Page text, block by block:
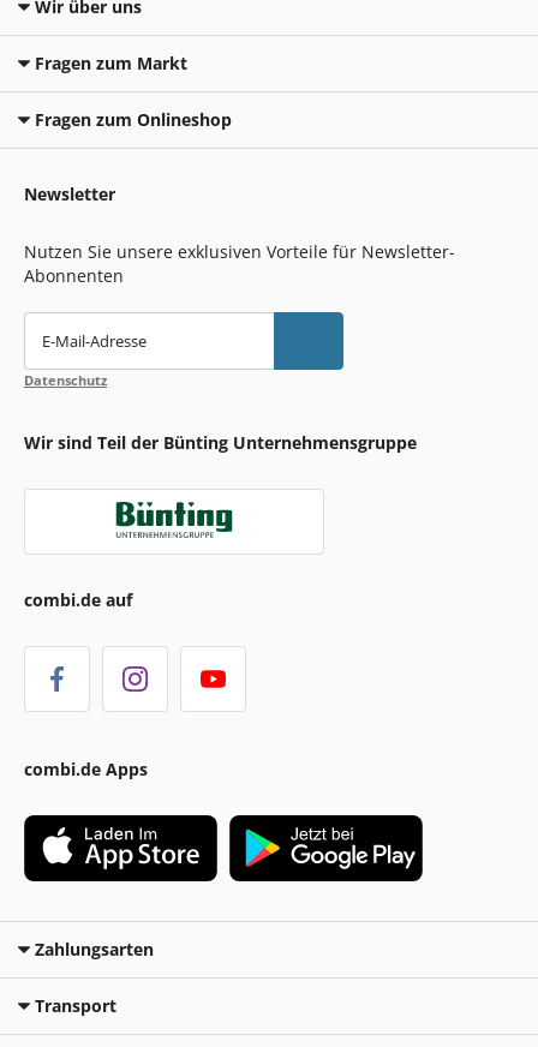
Wir über uns
Fragen zum Markt
Fragen zum Onlineshop
Newsletter
Nutzen Sie unsere exklusiven Vorteile für Newsletter-
Abonnenten
E-Mail-Adresse
Datenschutz
Wir sind Teil der Bünting Unternehmensgruppe
combi.de auf
combi.de Apps
Zahlungsarten
Transport